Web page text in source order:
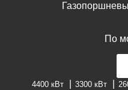
По
4400 кВт 3300 кВт